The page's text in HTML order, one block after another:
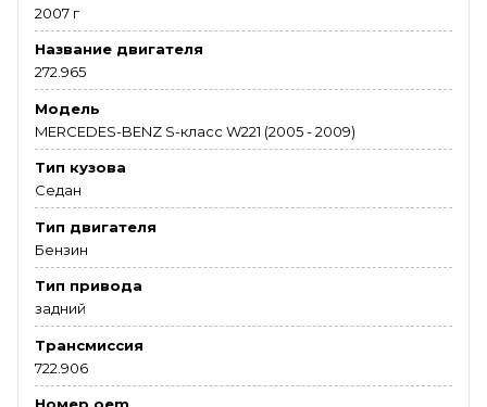
2007 г
Название двигателя
272.965
Модель
MERCEDES-BENZ S-класс W221 (2005 - 2009)
Тип кузова
Седан
Тип двигателя
Бензин
Тип привода
задний
Трансмиссия
722.906